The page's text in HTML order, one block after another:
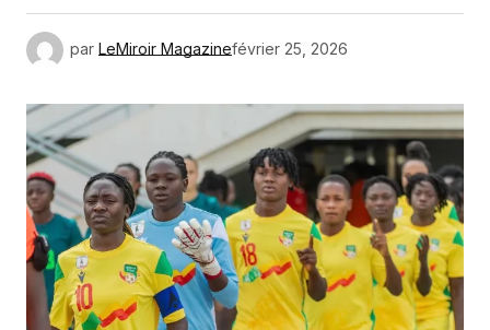
par LeMiroir Magazinefévrier 25, 2026